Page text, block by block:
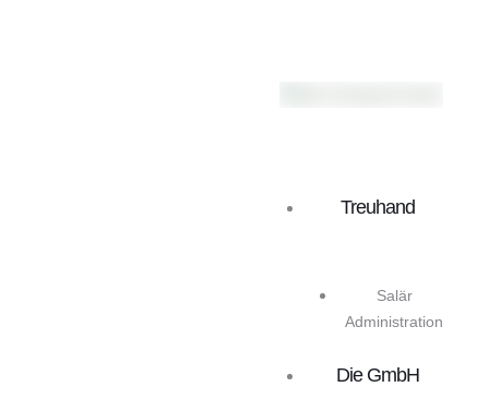
Treuhand
Salär
Administration
Die GmbH